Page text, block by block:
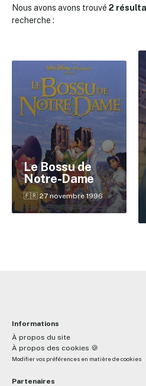
Nous avons avons trouvé 2
recherche :
Le Bossu de
Notre-Dame
🇫🇷 27 novembre 1996
Informations
À propos du site
À propos des cookies 🍪
Modifier vos préférences en matière de cookies
Partenaires
✕